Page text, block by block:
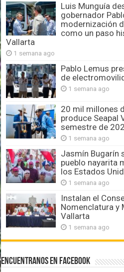
Luis Munguía
gobernador
modernización
como un paso
Vallarta
1 semana ago
Pablo Lemus
de
1 semana ago
20 mil millones
produce Seapal
semestre de
1 semana ago
Jasmín Bugarín
pueblo nayarita
los Estados
1 semana ago
Instalan el
Nomenclatura y
Vallarta
1 semana ago
Encuentranos en Facebook